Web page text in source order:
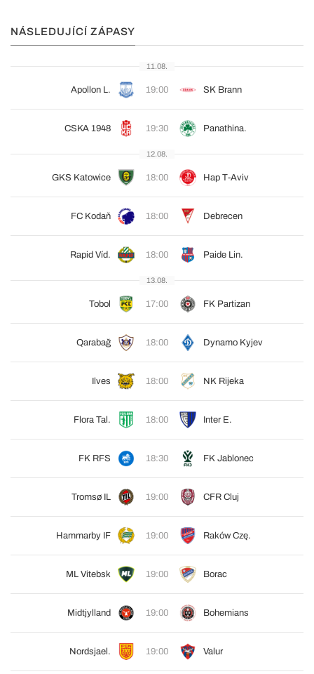
NÁSLEDUJÍCÍ ZÁPASY
11.08.
Apollon L. 19:00 SK Brann
CSKA 1948 19:30 Panathina.
12.08.
GKS Katowice 18:00 Hap T-Aviv
FC Kodaň 18:00 Debrecen
Rapid Víd. 18:00 Paide Lin.
13.08.
Tobol 17:00 FK Partizan
Qarabağ 18:00 Dynamo Kyjev
Ilves 18:00 NK Rijeka
Flora Tal. 18:00 Inter E.
FK RFS 18:30 FK Jablonec
Tromsø IL 19:00 CFR Cluj
Hammarby IF 19:00 Raków Czę.
ML Vitebsk 19:00 Borac
Midtjylland 19:00 Bohemians
Nordsjael. 19:00 Valur